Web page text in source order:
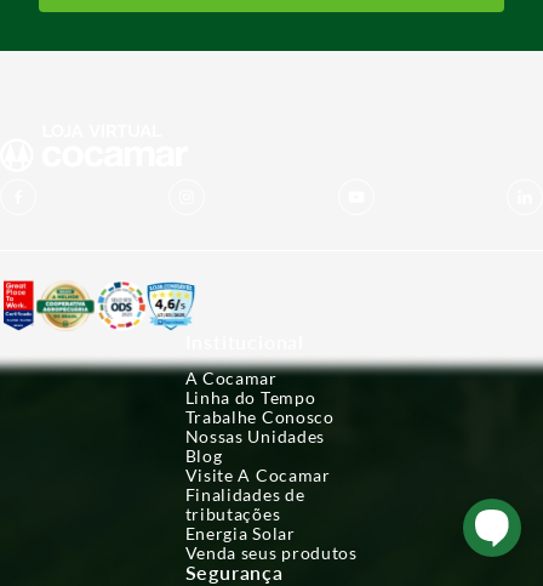
A Cocamar
Linha do Tempo
Trabalhe Conosco
Nossas Unidades
Blog
Visite A Cocamar
Finalidades de
tributações
Energia Solar
Venda seus produtos
Segurança